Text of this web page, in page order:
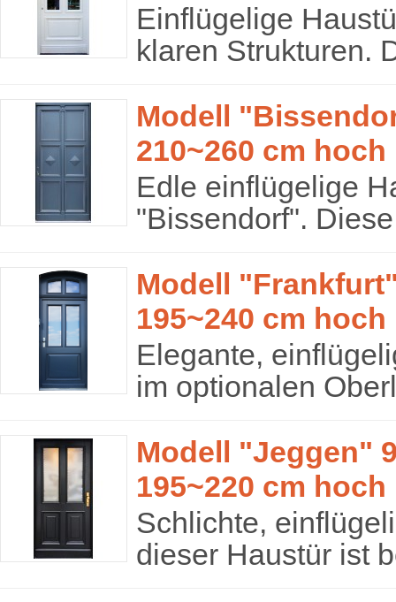
Einflügelige
klaren Strukturen.
Modell
210~260 cm hoch
Edle einflügelige
"Bissendorf".
Modell
195~240 cm hoch
Elegante,
im optionalen
Modell "Jeggen"
195~220 cm hoch
Schlichte,
dieser Haustür ist